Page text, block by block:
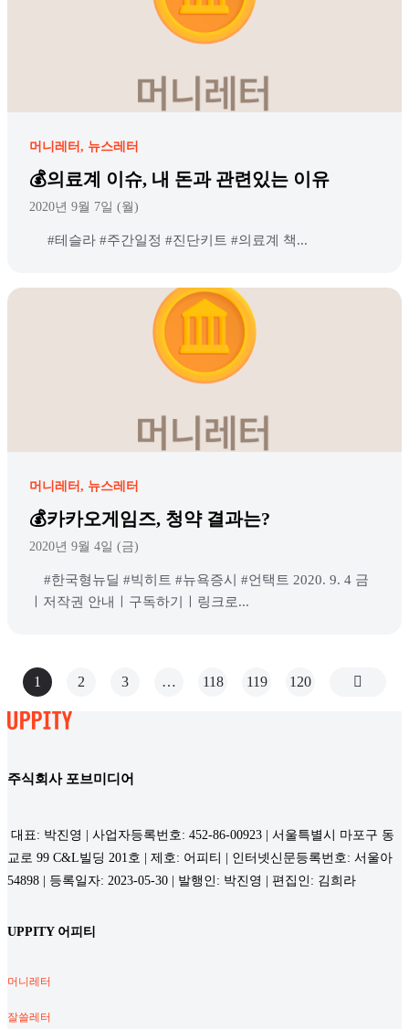
머니레터 뉴스레터
💰의료계 이슈, 내 돈과 관련있는 이유
2020년 9월 7일 (월)
#테슬라 #주간일정 #진단키트 #의료계 책...
머니레터 뉴스레터
💰카카오게임즈, 청약 결과는?
2020년 9월 4일 (금)
#한국형뉴딜 #빅히트 #뉴욕증시 #언택트 2020. 9. 4 금
ㅣ저작권 안내ㅣ구독하기ㅣ링크로...
1 2 3 … 118 119 120
주식회사 포브미디어
대표: 박진영 | 사업자등록번호: 452-86-00923 | 서울특별시 마포구 동
교로 99 C&L빌딩 201호 | 제호: 어피티 | 인터넷신문등록번호: 서울아
54898 | 등록일자: 2023-05-30 | 발행인: 박진영 | 편집인: 김희라
UPPITY 어피티
머니레터
잘쓸레터